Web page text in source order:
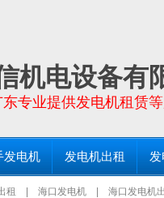
仓库和服务点！
机电设备有
专业提供发电机租赁
发电机 发电机出租
租 海口发电机 海口发电机